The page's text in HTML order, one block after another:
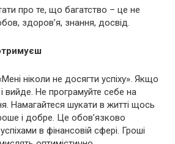
про те, що багатство – це не
здоров’я, знання, досвід.
ніколи не досягти успіху». Якщо
вийде. Не програмуйте себе на
Намагайтеся шукати в житті щось
і добре. Це обов’язково
в фінансовій сфері. Гроші